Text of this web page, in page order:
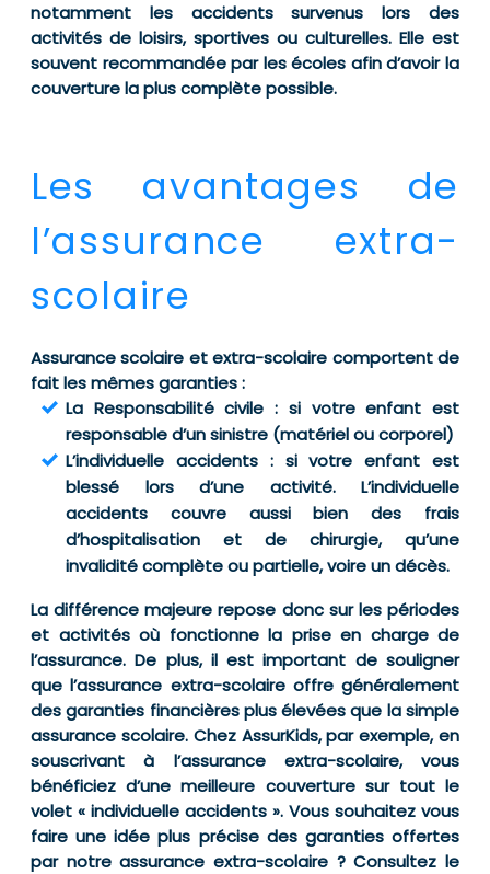
notamment les accidents survenus lors des
activités de loisirs, sportives ou culturelles. Elle est
souvent recommandée par les écoles afin d’avoir la
couverture la plus complète possible.
Les avantages de
l’assurance extra-
scolaire
Assurance scolaire et extra-scolaire comportent de
fait les mêmes garanties :
La Responsabilité civile : si votre enfant est
responsable d’un sinistre (matériel ou corporel)
L’individuelle accidents : si votre enfant est
blessé lors d’une activité. L’individuelle
accidents couvre aussi bien des frais
d’hospitalisation et de chirurgie, qu’une
invalidité complète ou partielle, voire un décès.
La différence majeure repose donc sur les périodes
et activités où fonctionne la prise en charge de
l’assurance. De plus, il est important de souligner
que l’assurance extra-scolaire offre généralement
des garanties financières plus élevées que la simple
assurance scolaire. Chez AssurKids, par exemple, en
souscrivant à l’assurance extra-scolaire, vous
bénéficiez d’une meilleure couverture sur tout le
volet « individuelle accidents ». Vous souhaitez vous
faire une idée plus précise des garanties offertes
par notre assurance extra-scolaire ? Consultez le